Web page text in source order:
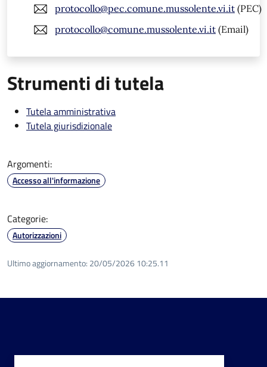
protocollo@pec.comune.mussolente.vi.it (PEC)
protocollo@comune.mussolente.vi.it (Email)
Strumenti di tutela
Tutela amministrativa
Tutela giurisdizionale
Argomenti:
Accesso all'informazione
Categorie:
Autorizzazioni
Ultimo aggiornamento: 20/05/2026 10:25.11